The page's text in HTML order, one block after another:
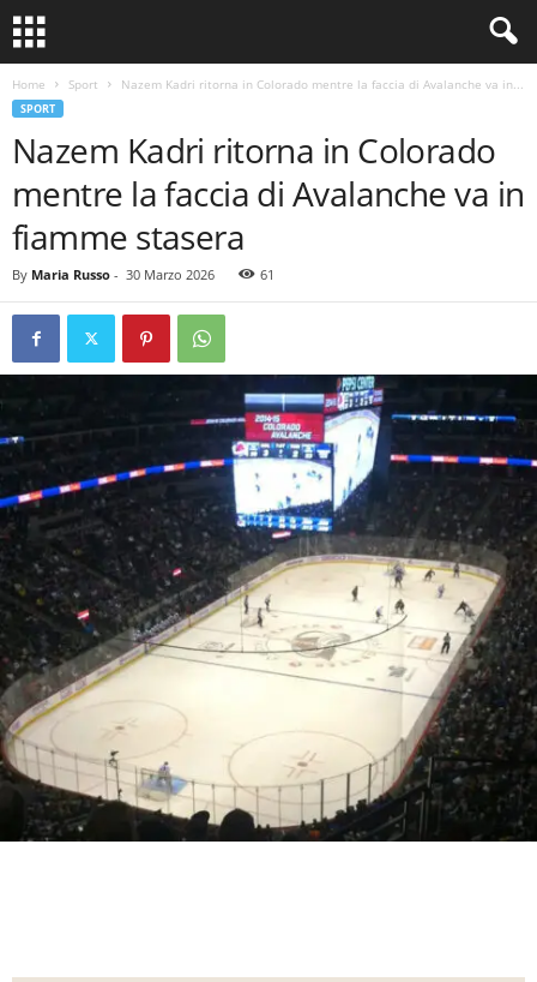
Home Sport Nazem Kadri ritorna in Colorado mentre la faccia di Avalanche va in...
SPORT
Nazem Kadri ritorna in Colorado
mentre la faccia di Avalanche va in
fiamme stasera
By Maria Russo - 30 Marzo 2026 61